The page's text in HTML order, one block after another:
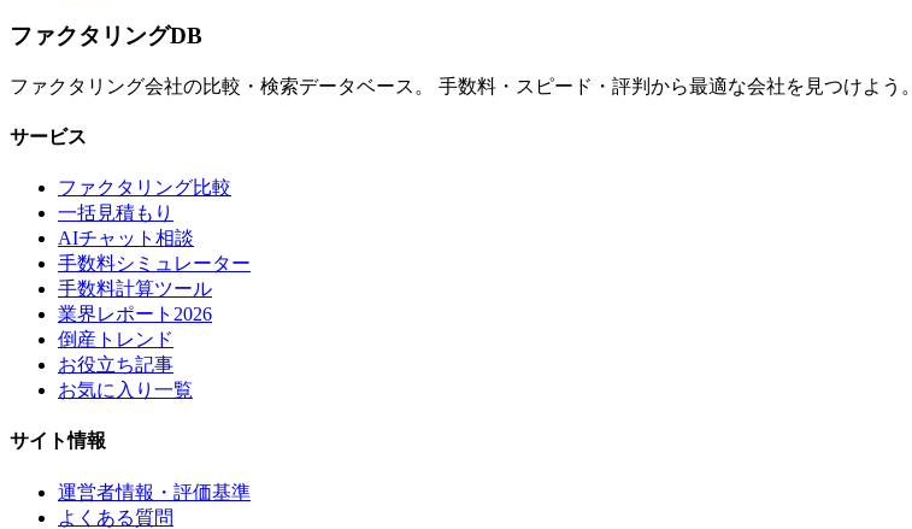
ファクタリングDB
ファクタリング会社の比較・検索データベース。 手数料・スピード・評判から最適な会社を見つけよう。
サービス
ファクタリング比較
一括見積もり
AIチャット相談
手数料シミュレーター
手数料計算ツール
業界レポート2026
倒産トレンド
お役立ち記事
お気に入り一覧
サイト情報
運営者情報・評価基準
よくある質問